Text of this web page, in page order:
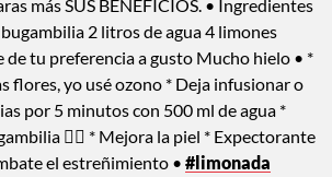
más SUS BENEFICIOS. • Ingredientes
bugambilia 2 litros de agua 4 limones
de tu preferencia a gusto Mucho hielo • *
flores, yo usé ozono * Deja infusionar o
por 5 minutos con 500 ml de agua *
👇🏼 * Mejora la piel * Expectorante
el estreñimiento • #limonada